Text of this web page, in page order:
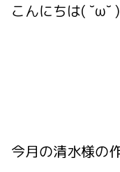
こんにちは( ˘ω˘ )
今月の清水様の